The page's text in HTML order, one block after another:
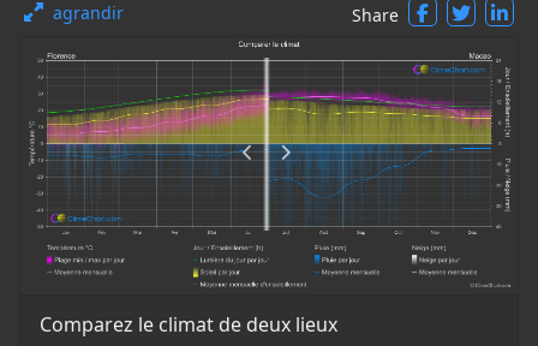
agrandir Share
Comparez le climat de deux lieux